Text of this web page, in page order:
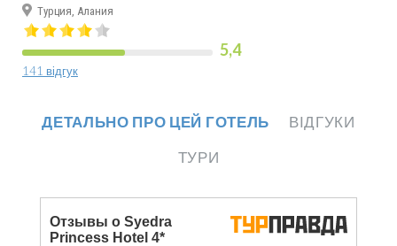
Турция, Алания
5,4
141 відгук
ДЕТАЛЬНО ПРО ЦЕЙ ГОТЕЛЬ
ВІДГУКИ
ТУРИ